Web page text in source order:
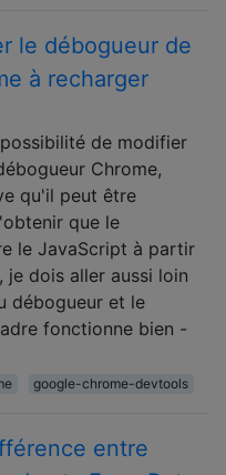
le débogueur de
à recharger
de modifier
Chrome,
qu'il peut être
que le
le JavaScript à partir
je dois aller aussi loin
débogueur et le
fonctionne bien -
google-chrome-devtools
entre